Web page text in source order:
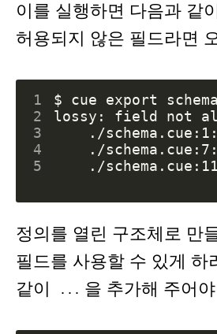
이를 실행하면 다음과 같
허용되지 않은 필드라면
1 $ cue export
2
3
4
5
정의를 열린 구조체로 만
필드를 사용할 수 있게 하
같이
... 을 추가해 주어